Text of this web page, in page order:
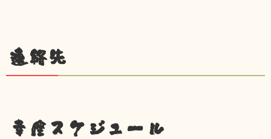
連絡先
幸座スケジュール